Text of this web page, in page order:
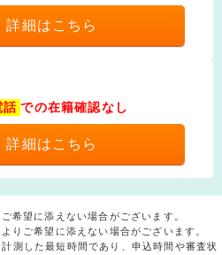
詳細はこちら
話 での在籍確認なし
詳細はこちら
希望に添えない場合がございます。
りご希望に添えない場合がございます。
測した最短時間であり、申込時間や審査状